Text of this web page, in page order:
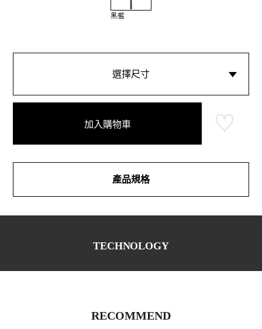
黑/藍
選擇尺寸
加入購物車
產品規格
TECHNOLOGY
RECOMMEND